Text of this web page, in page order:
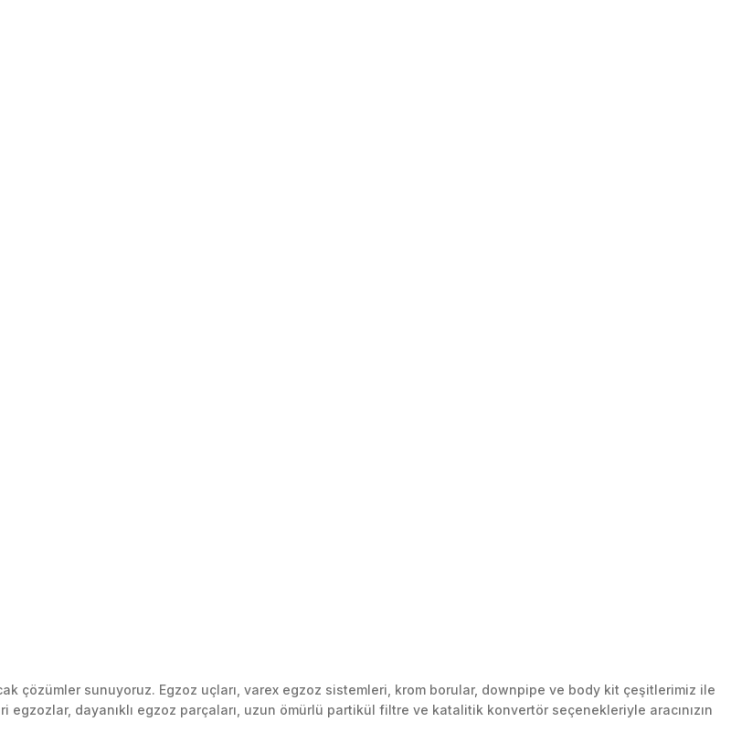
çözümler sunuyoruz. Egzoz uçları, varex egzoz sistemleri, krom borular, downpipe ve body kit çeşitlerimiz ile
dayanıklı egzoz parçaları, uzun ömürlü partikül filtre ve katalitik konvertör seçenekleriyle aracınızın